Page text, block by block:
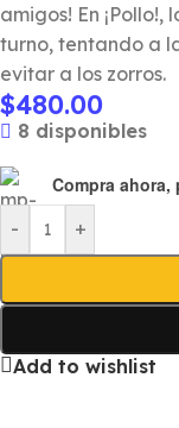
amigos! En
turno, tentando a
evitar a los zorros.
$480.00
8 disponibles
Compra ahora,
-
+
Add to wishlist